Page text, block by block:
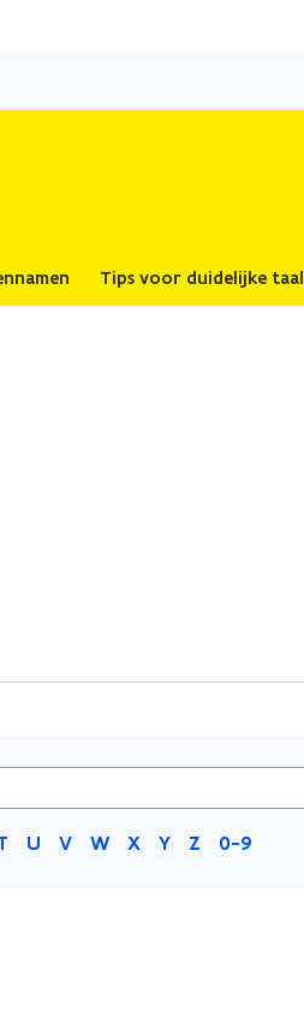
naar
Tips voor duidelijke taal
U V W X Y Z 0-9